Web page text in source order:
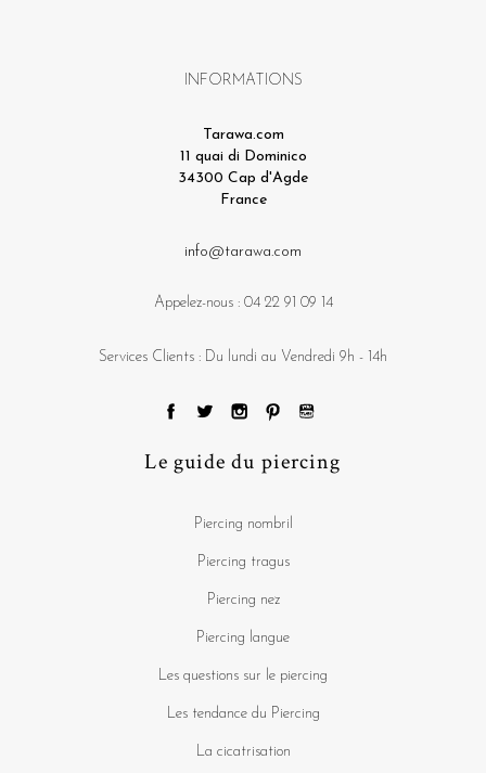
INFORMATIONS
Tarawa.com
11 quai di Dominico
34300 Cap d'Agde
France
info@tarawa.com
Appelez-nous : 04 22 91 09 14
Services Clients : Du lundi au Vendredi 9h - 14h
Le guide du piercing
Piercing nombril
Piercing tragus
Piercing nez
Piercing langue
Les questions sur le piercing
Les tendance du Piercing
La cicatrisation